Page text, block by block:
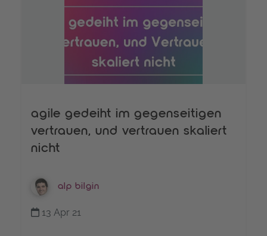
agile gedeiht im gegenseitigen
vertrauen, und vertrauen skaliert
nicht
alp bilgin
13 Apr 21